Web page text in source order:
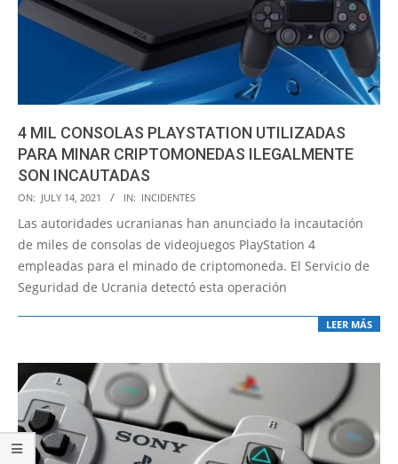
4 MIL CONSOLAS PLAYSTATION UTILIZADAS
PARA MINAR CRIPTOMONEDAS ILEGALMENTE
SON INCAUTADAS
2021-
07-
14
ON: JULY 14, 2021 IN: INCIDENTES
Las autoridades ucranianas han anunciado la incautación
de miles de consolas de videojuegos PlayStation 4
empleadas para el minado de criptomoneda. El Servicio de
Seguridad de Ucrania detectó esta operación
LEER MÁS